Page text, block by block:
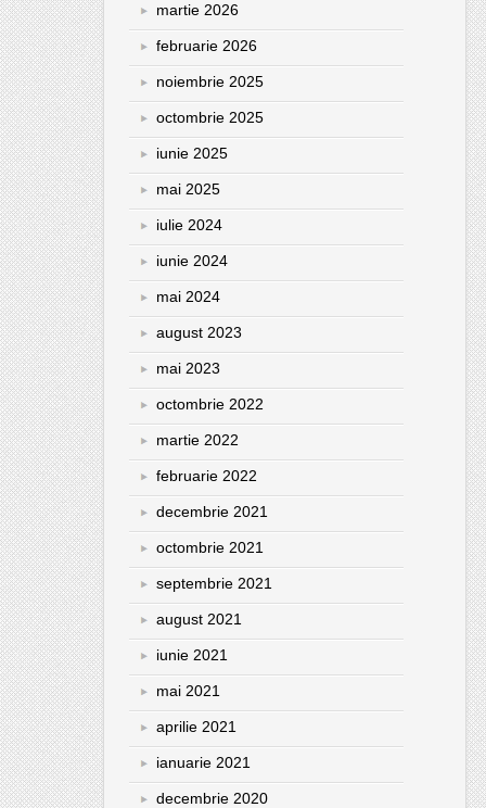
martie 2026
februarie 2026
noiembrie 2025
octombrie 2025
iunie 2025
mai 2025
iulie 2024
iunie 2024
mai 2024
august 2023
mai 2023
octombrie 2022
martie 2022
februarie 2022
decembrie 2021
octombrie 2021
septembrie 2021
august 2021
iunie 2021
mai 2021
aprilie 2021
ianuarie 2021
decembrie 2020